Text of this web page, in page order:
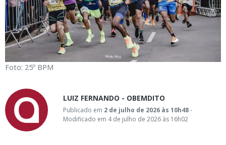
Foto: 25º BPM
LUIZ FERNANDO - OBEMDITO
Publicado em 2 de julho de 2026 às 10h48-
Modificado em 4 de julho de 2026 às 16h02